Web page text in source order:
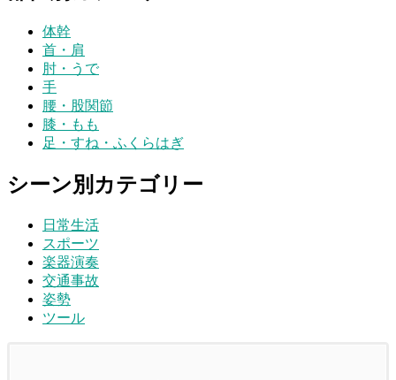
体幹
首・肩
肘・うで
手
腰・股関節
膝・もも
足・すね・ふくらはぎ
シーン別カテゴリー
日常生活
スポーツ
楽器演奏
交通事故
姿勢
ツール